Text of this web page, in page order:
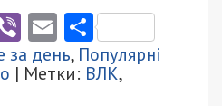
ViberEmail
за день, Популярні
| Метки: ВЛК,